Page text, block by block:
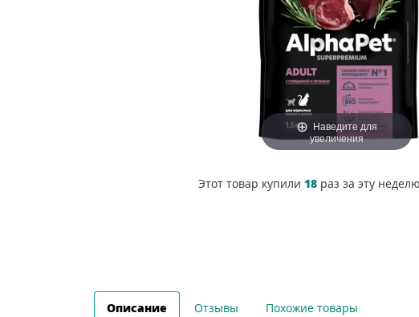
Наведите для
увеличения
Этот товар купили 18раз за эту
Описание Отзывы Похожие товары